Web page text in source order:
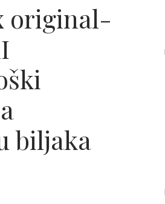
original-
biljaka